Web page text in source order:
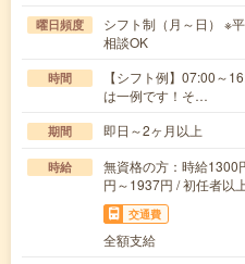
曜日頻度
シフト制（月～日） ※
相談OK
時間
【シフト例】07:00～
は一例です！そ…
期間 即日～2ヶ月以上
時給
無資格の方：時給1300
円～1937円 / 初任者以
交通費
全額支給